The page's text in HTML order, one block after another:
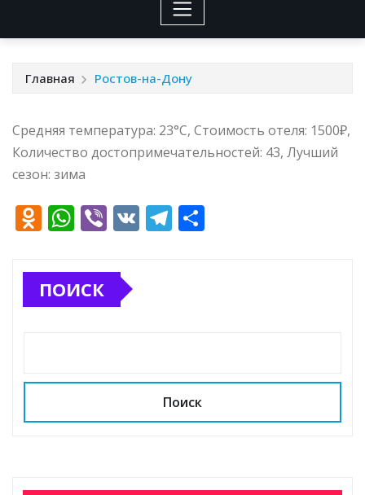
Главная Ростов-на-Дону
Средняя температура: 23°C, Стоимость отеля: 1500₽,
Количество достопримечательностей: 43, Лучший
сезон: зима
O
n
o
ss
ki
W
at
s
p
Vi
e
V T
и
ь
ПОИСК
Поиск